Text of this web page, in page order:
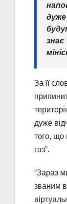
дуже
знає
За її
дуже
того, що
газ”.
“Зараз
званим